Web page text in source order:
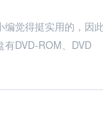
觉得挺实用的，因
DVD-ROM、DVD